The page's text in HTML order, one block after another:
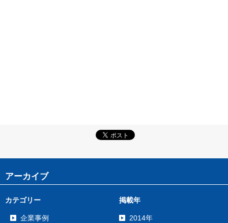
アーカイブ
カテゴリー
企業事例
掲載年
2014年